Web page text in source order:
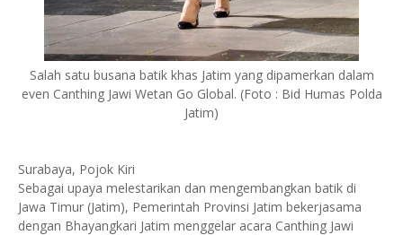
Salah satu busana batik khas Jatim yang dipamerkan dalam
even Canthing Jawi Wetan Go Global. (Foto : Bid Humas Polda
Jatim)
Surabaya, Pojok Kiri
Sebagai upaya melestarikan dan mengembangkan batik di
Jawa Timur (Jatim), Pemerintah Provinsi Jatim bekerjasama
dengan Bhayangkari Jatim menggelar acara Canthing Jawi